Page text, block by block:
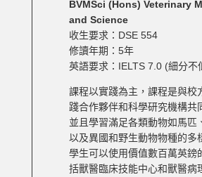
BVMSci (Hons) Veterinary
and Science
收生要求：DSE 554
修讀年期：5年
英語要求：IELTS 7.0 (細分不
課程以實踐為主，課程是與校
踐合作夥伴和科學研究機構共
並且學習滿足各類動物如馬匹
以及異國和野生動物物種的多
學生可以使用價值數百萬英鎊
括獸醫臨床技能中心和獸醫病